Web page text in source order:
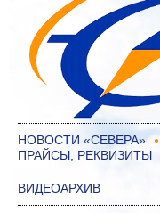
НОВОСТИ «СЕВЕРА»
ПРАЙСЫ, РЕКВИЗИТЫ
ВИДЕОАРХИВ